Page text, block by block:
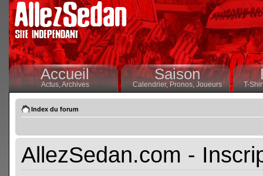
Accueil
Actus,Archives
Saison
Calendrier,Pronos, Joueurs T-
Index du forum
AllezSedan.com -